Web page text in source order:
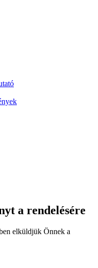
a rendelésére
elküldjük Önnek a